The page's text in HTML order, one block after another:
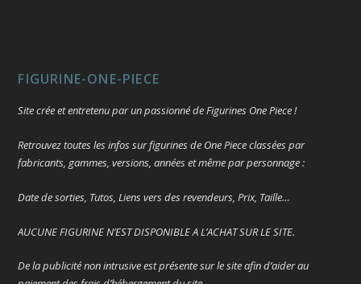
FIGURINE-ONE-PIECE
Site crée et entretenu par un passionné de Figurines One Piece !
Retrouvez toutes les infos sur figurines de One Piece classées par
fabricants, gammes, versions, années et même par personnage :
Date de sorties, Tutos, Liens vers des revendeurs, Prix, Taille…
AUCUNE FIGURINE N’EST DISPONIBLE A L’ACHAT SUR LE SITE.
De la publicité non intrusive est présente sur le site afin d’aider au